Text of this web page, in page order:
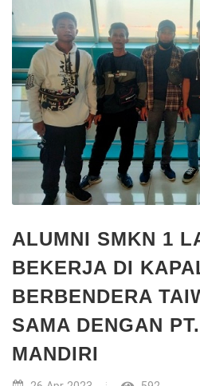
ALUMNI SMKN 1
BEKERJA DI
BERBENDERA
SAMA DENGAN
MANDIRI